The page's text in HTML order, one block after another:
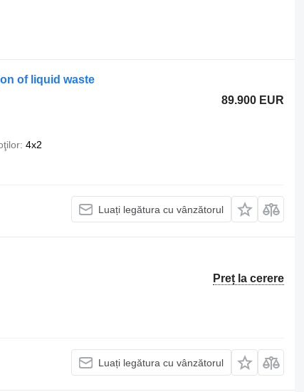
of liquid waste
89.900 EUR
4x2
Luați legătura cu vânzătorul
Preț la cerere
Luați legătura cu vânzătorul